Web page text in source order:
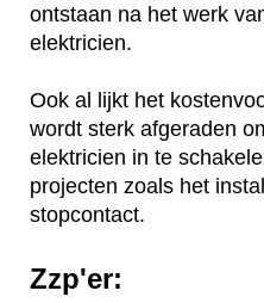
ontstaan na het werk
elektricien.
Ook al lijkt het
wordt sterk afgeraden
elektricien in te
projecten zoals het
stopcontact.
Zzp'er: